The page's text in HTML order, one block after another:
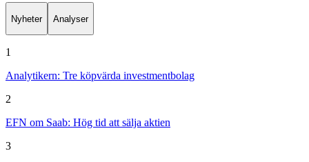
Nyheter Analyser
1
Analytikern: Tre köpvärda investmentbolag
2
EFN om Saab: Hög tid att sälja aktien
3